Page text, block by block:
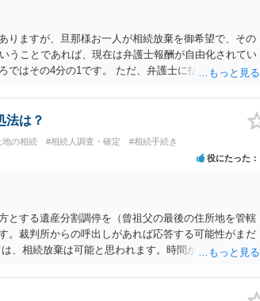
りますが、旦那様お一人が相続放棄を御希望で、その
うことであれば、現在は弁護士報酬が自由化されてい
ではその4分の1です。 ただ、弁護士に払う手数料とは
手数料ですが、旦那様の収入や財産にもよりますが、
て受任してもらうのが一番安上がりでしょう。数万円
考えると、来週早々すぐにでも御連絡する方が良いで
は時間がない等であれば、相続を取扱分野としている
ことです。相続を扱う弁護士でも相続放棄は比較的安
てくれないところもあるようです。 複数の法律事務
ろでやってもらうことに決めれば、キューちゃんママ
ょうか。 あるいは相続放棄であれば御自分でできな
の取得費用と印紙代だけとなります。家庭裁判所の
し、印紙と共に家庭裁判所に提出して相続放棄申述受
法は？
地の相続 #相続人調査・確定 #相続手続き
役にたった
とする遺産分割調停を（曾祖父の最後の住所地を管轄
。裁判所からの呼出しがあれば応答する可能性がまだ
、相続放棄は可能と思われます。時間が思った以上に